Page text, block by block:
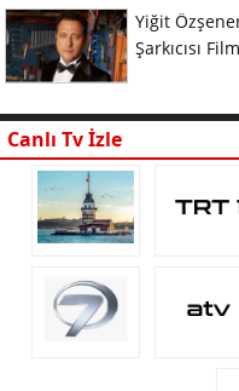
Yiğit
Şarkıcısı
Canlı Tv İzle